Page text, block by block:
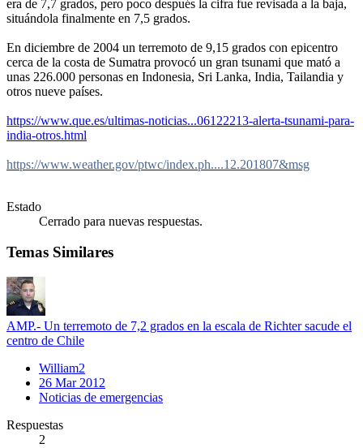
era de 7,7 grados, pero poco después la cifra fue revisada a la baja,
situándola finalmente en 7,5 grados.
En diciembre de 2004 un terremoto de 9,15 grados con epicentro
cerca de la costa de Sumatra provocó un gran tsunami que mató a
unas 226.000 personas en Indonesia, Sri Lanka, India, Tailandia y
otros nueve países.
https://www.que.es/ultimas-noticias...06122213-alerta-tsunami-para-
india-otros.html
https://www.weather.gov/ptwc/index.ph....12.201807&msg
Estado
Cerrado para nuevas respuestas.
Temas Similares
AMP.- Un terremoto de 7,2 grados en la escala de Richter sacude el
centro de Chile
William2
26 Mar 2012
Noticias de emergencias
Respuestas
2